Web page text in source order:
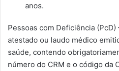
anos.
Pessoas com Deficiência
atestado ou laudo médico
saúde, contendo
número do CRM e o código da